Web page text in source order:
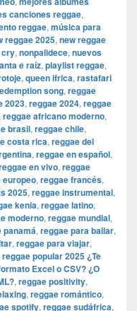
canciones reggae,
reggae, música para
reggae 2025, new reggae
cry, nonpalidece, nuevos
e raíz, playlist reggae,
, queen ifrica, rastafari
song, reggae
2023, reggae 2024, reggae
reggae africano moderno,
brasil, reggae chile,
costa rica, reggae del
, reggae en español,
en vivo, reggae
europeo, reggae francés,
2025, reggae instrumental,
kenia, reggae latino,
moderno, reggae mundial,
panamá, reggae para bailar,
, reggae para viajar,
reggae popular 2025 ¿Te
Excel o CSV? ¿O
, reggae positivity,
, reggae romántico,
spotify, reggae sudáfrica,